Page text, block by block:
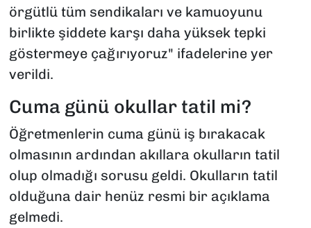
örgütlü tüm sendikaları ve kamuoyunu
birlikte şiddete karşı daha yüksek tepki
göstermeye çağırıyoruz" ifadelerine yer
verildi.
Cuma günü okullar tatil mi?
Öğretmenlerin cuma günü iş bırakacak
olmasının ardından akıllara okulların tatil
olup olmadığı sorusu geldi. Okulların tatil
olduğuna dair henüz resmi bir açıklama
gelmedi.